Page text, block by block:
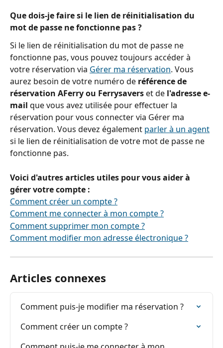
Que dois-je faire si le lien de réinitialisation du
mot de passe ne fonctionne pas ?
Si le lien de réinitialisation du mot de passe ne
fonctionne pas, vous pouvez toujours accéder à
votre réservation via Gérer ma réservation. Vous
aurez besoin de votre numéro de référence de
réservation AFerry ou Ferrysavers et de l'adresse e-
mail que vous avez utilisée pour effectuer la
réservation pour vous connecter via Gérer ma
réservation. Vous devez également parler à un agent
si le lien de réinitialisation de votre mot de passe ne
fonctionne pas.
Voici d'autres articles utiles pour vous aider à
gérer votre compte :
Comment créer un compte ?
Comment me connecter à mon compte ?
Comment supprimer mon compte ?
Comment modifier mon adresse électronique ?
Articles connexes
Comment puis-je modifier ma réservation ?
Comment créer un compte ?